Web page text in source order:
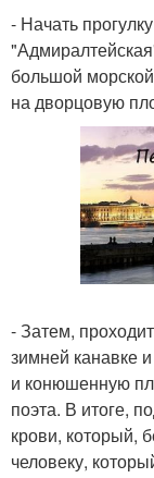
- Начать
большой
на дворцовую
- Затем,
зимней канавке
и конюшенную
поэта. В итоге,
крови, который,
человеку,